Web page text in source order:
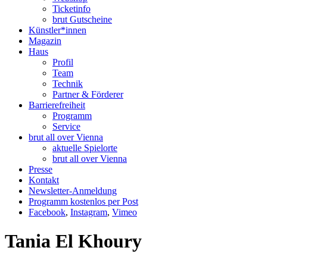
Ticketinfo
brut Gutscheine
Künstler*innen
Magazin
Haus
Profil
Team
Technik
Partner & Förderer
Barrierefreiheit
Programm
Service
brut all over Vienna
aktuelle Spielorte
brut all over Vienna
Presse
Kontakt
Newsletter-Anmeldung
Programm kostenlos per Post
Facebook, Instagram, Vimeo
Tania El Khoury